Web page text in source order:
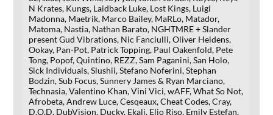
N Krates, Kungs, Laidback Luke, Lost Kings, Luigi
Madonna, Maetrik, Marco Bailey, MaRLo, Matador,
Matoma, Nastia, Nathan Barato, NGHTMRE + Slander
present Gud Vibrations, Nic Fanciulli, Oliver Heldens,
Ookay, Pan-Pot, Patrick Topping, Paul Oakenfold, Pete
Tong, Popof, Quintino, REZZ, Sam Paganini, San Holo,
Sick Individuals, Slushii, Stefano Noferini, Stephan
Bodzin, Sub Focus, Sunnery James & Ryan Marciano,
Technasia, Valentino Khan, Vini Vici, wAFF, What So Not,
Afrobeta, Andrew Luce, Cesqeaux, Cheat Codes, Cray,
D.O.D, DubVision, Ducky, Ekali, Elio Riso, Emily Estefan,